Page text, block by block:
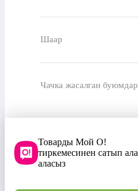
Шаар
Чачка жасалган буюмдар
Товарды Мой О!
тиркемесинен сатып ала
аласыз